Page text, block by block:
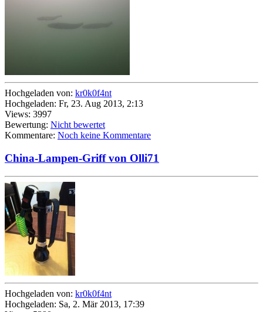
Hochgeladen von: kr0k0f4nt
Hochgeladen: Fr, 23. Aug 2013, 2:13
Views: 3997
Bewertung: Nicht bewertet
Kommentare: Noch keine Kommentare
China-Lampen-Griff von Olli71
Hochgeladen von: kr0k0f4nt
Hochgeladen: Sa, 2. Mär 2013, 17:39